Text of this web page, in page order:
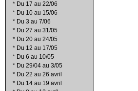
* Du 17 au 22/06
* Du 10 au 15/06
* Du 3 au 7/06
* Du 27 au 31/05
* Du 20 au 24/05
* Du 12 au 17/05
* Du 6 au 10/05
* Du 29/04 au 3/05
* Du 22 au 26 avril
* Du 14 au 19 avril